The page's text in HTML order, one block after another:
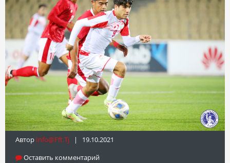
Автор Info@fft.tj | 19.10.2021
Оставить комментарий